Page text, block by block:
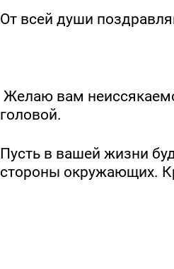
От всей души
Желаю вам
головой.
Пусть в вашей жизни
стороны окружающих.